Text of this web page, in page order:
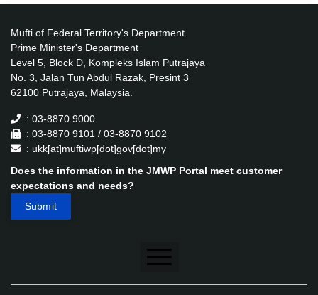
Mufti of Federal Territory's Department
Prime Minister's Department
Level 5, Block D, Kompleks Islam Putrajaya
No. 3, Jalan Tun Abdul Razak, Presint 3
62100 Putrajaya, Malaysia.
: 03-8870 9000
: 03-8870 9101 / 03-8870 9102
: ukk[at]muftiwp[dot]gov[dot]my
Does the information in the JMWP Portal meet customer
expectations and needs?
Disclaimer